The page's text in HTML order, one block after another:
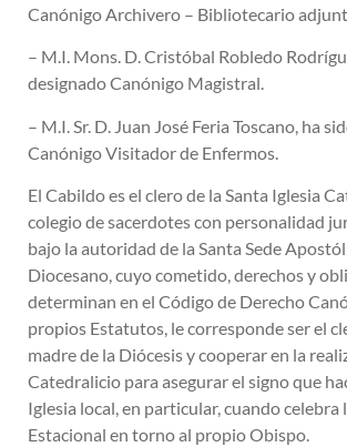
Canónigo Archivero – Bibliotecario
– M.I. Mons. D. Cristóbal Robledo
designado Canónigo Magistral.
– M.I. Sr. D. Juan José Feria Toscano, ha
Canónigo Visitador de Enfermos.
El Cabildo es el clero de la Santa Iglesia
colegio de sacerdotes con personalidad
bajo la autoridad de la Santa Sede
Diocesano, cuyo cometido, derechos y
determinan en el Código de Derecho
propios Estatutos, le corresponde ser el
madre de la Diócesis y cooperar en la
Catedralicio para asegurar el signo que
Iglesia local, en particular, cuando celebra
Estacional en torno al propio Obispo.